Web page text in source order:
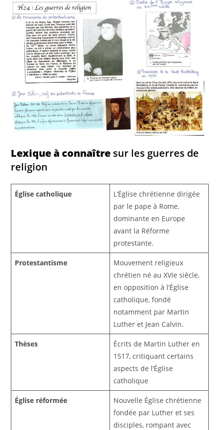
Lexique à connaître sur les guerres de
religion
Église catholique
L’Église chrétienne dirigée
par le pape à Rome,
dominante en Europe
avant la Réforme
protestante.
Protestantisme
Mouvement religieux
chrétien né au XVIe siècle,
en opposition à l’Église
catholique, fondé
notamment par Martin
Luther et Jean Calvin.
Thèses
Écrits de Martin Luther en
1517, critiquant certains
aspects de l’Église
catholique
Église réformée
Nouvelle Église chrétienne
fondée par Luther et ses
disciples, rompant avec